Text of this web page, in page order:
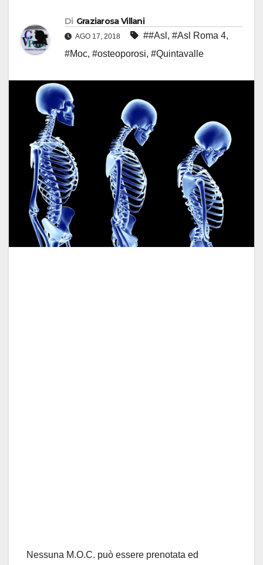
Di Graziarosa Villani
AGO 17, 2018 ##Asl , #Asl Roma 4,
#Moc, #osteoporosi, #Quintavalle
Nessuna M.O.C. può essere prenotata ed